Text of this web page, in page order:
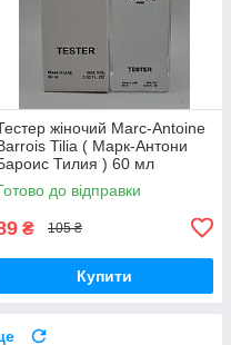
жіночий Marc-Antoine
Tilia ( Марк-Антони
Тилия ) 60 мл
до відправки
₴ 105 ₴
Купити